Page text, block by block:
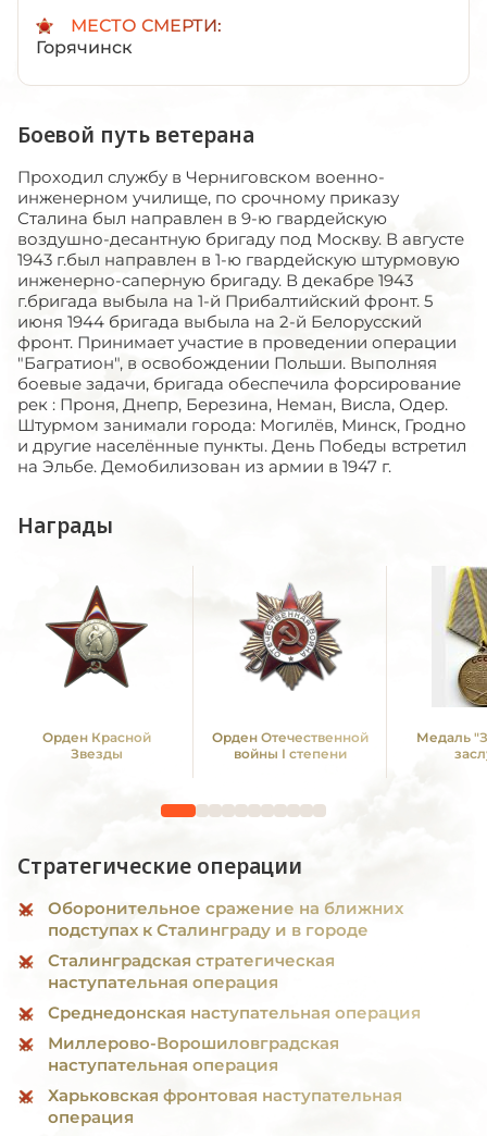
МЕСТО СМЕРТИ:
Горячинск
Боевой путь ветерана
Проходил службу в Черниговском военно-
инженерном училище, по срочному приказу
Сталина был направлен в 9-ю гвардейскую
воздушно-десантную бригаду под Москву. В августе
1943 г.был направлен в 1-ю гвардейскую штурмовую
инженерно-саперную бригаду. В декабре 1943
г.бригада выбыла на 1-й Прибалтийский фронт. 5
июня 1944 бригада выбыла на 2-й Белорусский
фронт. Принимает участие в проведении операции
"Багратион", в освобождении Польши. Выполняя
боевые задачи, бригада обеспечила форсирование
рек : Проня, Днепр, Березина, Неман, Висла, Одер.
Штурмом занимали города: Могилёв, Минск, Гродно
и другие населённые пункты. День Победы встретил
на Эльбе. Демобилизован из армии в 1947 г.
Награды
Орден Красной
Звезды
Орден Отечественной
войны I степени
Медаль
Стратегические операции
Оборонительное сражение на ближних
подступах к Сталинграду и в городе
Сталинградская стратегическая
наступательная операция
Среднедонская наступательная операция
Миллерово-Ворошиловградская
наступательная операция
Харьковская фронтовая наступательная
операция